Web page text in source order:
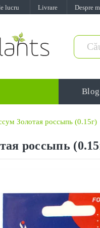
lucru Livrare Despre
Blog
Золотая россыпь (0.15г)
россыпь